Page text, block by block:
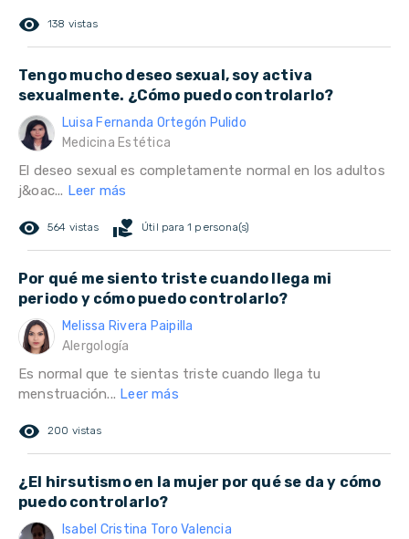
remove_red_eye 138 vistas
Tengo mucho deseo sexual, soy activa
sexualmente. ¿Cómo puedo controlarlo?
Luisa Fernanda Ortegón Pulido
Medicina Estética
El deseo sexual es completamente normal en los adultos
j&oac... Leer más
remove_red_eye 564 vistas volunteer_activism Útil para 1 persona(s)
Por qué me siento triste cuando llega mi
periodo y cómo puedo controlarlo?
Melissa Rivera Paipilla
Alergología
Es normal que te sientas triste cuando llega tu
menstruación... Leer más
remove_red_eye 200 vistas
¿El hirsutismo en la mujer por qué se da y cómo
puedo controlarlo?
Isabel Cristina Toro Valencia